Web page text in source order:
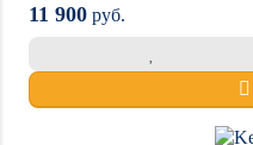
11 900 руб.